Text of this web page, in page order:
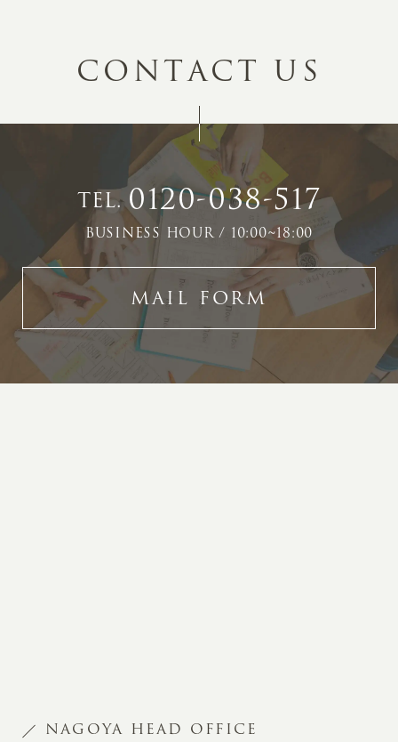
CONTACT US
TEL.0120-038-517
BUSINESS HOUR / 10:00~18:00
MAIL FORM
NAGOYA HEAD OFFICE